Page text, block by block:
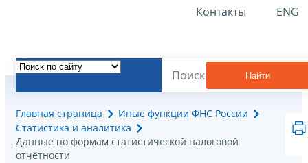
Контакты ENG
Найти
Главная страница
Иные функции ФНС России
Статистика и аналитика
Данные по формам статистической налоговой
отчётности